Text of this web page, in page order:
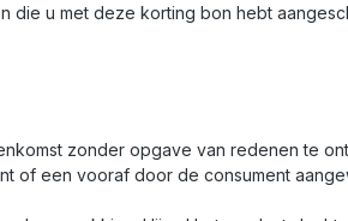
u met deze korting bon hebt
zonder opgave van redenen te
of een vooraf door de consument